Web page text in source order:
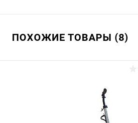
ПОХОЖИЕ ТОВАРЫ (8)